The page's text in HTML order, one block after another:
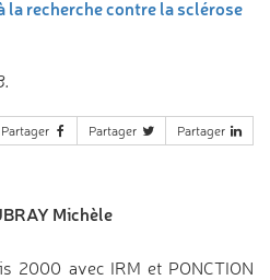
la recherche contre la sclérose
Partager Partager Partager
Michèle
2000 avec IRM et PONCTION